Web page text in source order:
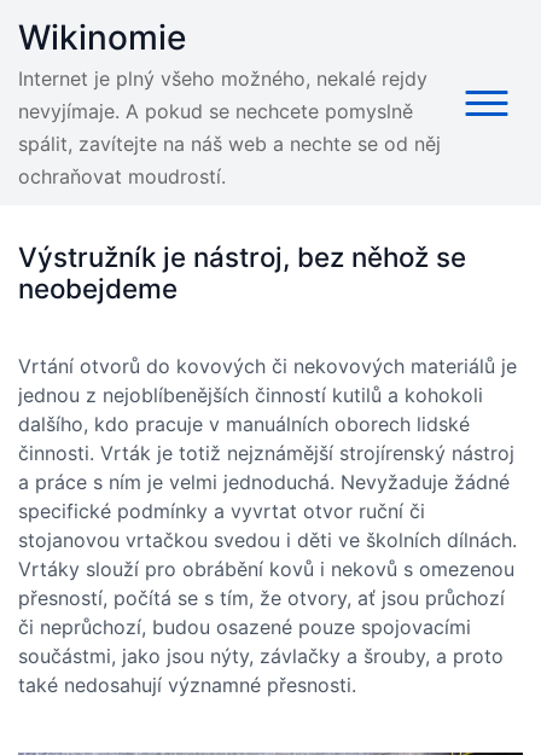
content
Wikinomie
Internet je plný všeho možného, nekalé rejdy
nevyjímaje. A pokud se nechcete pomyslně
spálit, zavítejte na náš web a nechte se od něj
ochraňovat moudrostí.
Výstružník je nástroj, bez něhož se
neobejdeme
Vrtání otvorů do kovových či nekovových materiálů je
jednou z nejoblíbenějších činností kutilů a kohokoli
dalšího, kdo pracuje v manuálních oborech lidské
činnosti. Vrták je totiž nejznámější strojírenský nástroj
a práce s ním je velmi jednoduchá. Nevyžaduje žádné
specifické podmínky a vyvrtat otvor ruční či
stojanovou vrtačkou svedou i děti ve školních dílnách.
Vrtáky slouží pro obrábění kovů i nekovů s omezenou
přesností, počítá se s tím, že otvory, ať jsou průchozí
či neprůchozí, budou osazené pouze spojovacími
součástmi, jako jsou nýty, závlačky a šrouby, a proto
také nedosahují významné přesnosti.